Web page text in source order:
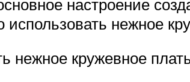
настроение
нежное
нежное кружевное